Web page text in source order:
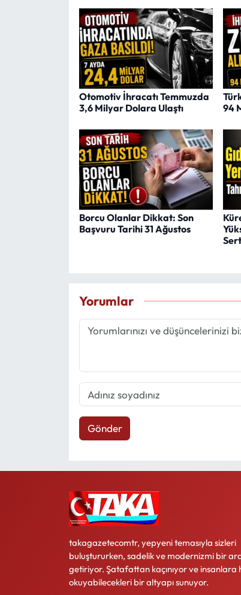
Otomotiv İhracatı Temmuzda
3,6 Milyar Dolara Ulaştı
94
Borcu Olanlar Dikkat: Son
Başvuru Tarihi 31 Ağustos
Yorumlar
Gönder
takagazetecomtr, yepyeni temasıyla sizleri
buluştururken, sadelik ve modernizmi bir
getiriyor. Şatafattan kaçınıyor ve insanlara
okuyabilecekleri bir altyapı sunuyor.